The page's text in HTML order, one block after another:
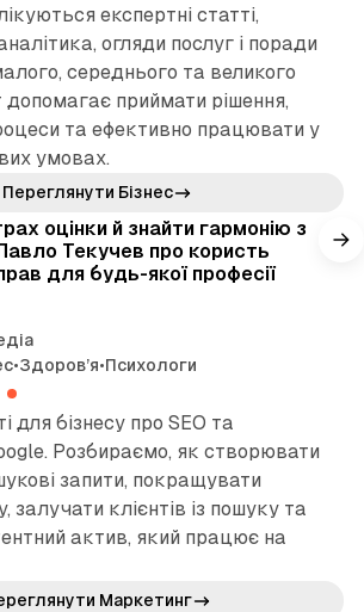
експертні статті,
огляди послуг і поради
середнього та великого
допомагає приймати рішення,
та ефективно працювати у
умовах.
Переглянути Бізнес
оцінки й знайти гармонію з
Текучев про користь
для будь-якої професії
•Здоров’я•Психологи
для бізнесу про SEO та
Розбираємо, як створювати
запити, покращувати
залучати клієнтів із пошуку та
актив, який працює на
Маркетинг